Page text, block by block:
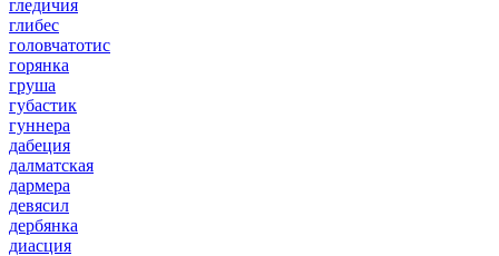
гледичия
глибес
головчатотис
горянка
груша
губастик
гуннера
дабеция
далматская
дармера
девясил
дербянка
диасция